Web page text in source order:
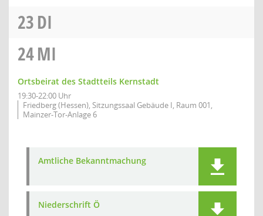
23DI
24MI
Ortsbeirat des Stadtteils Kernstadt
19:30-22:00 Uhr
Friedberg (Hessen), Sitzungssaal Gebäude I, Raum 001,
Mainzer-Tor-Anlage 6
Amtliche Bekanntmachung
Niederschrift Ö